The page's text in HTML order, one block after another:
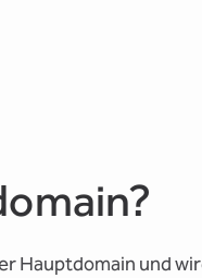
Hauptdomain und